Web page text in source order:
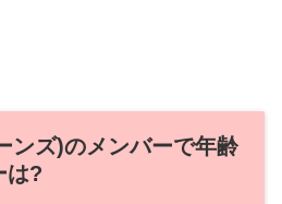
ンズ)のメンバーで年齢
は?